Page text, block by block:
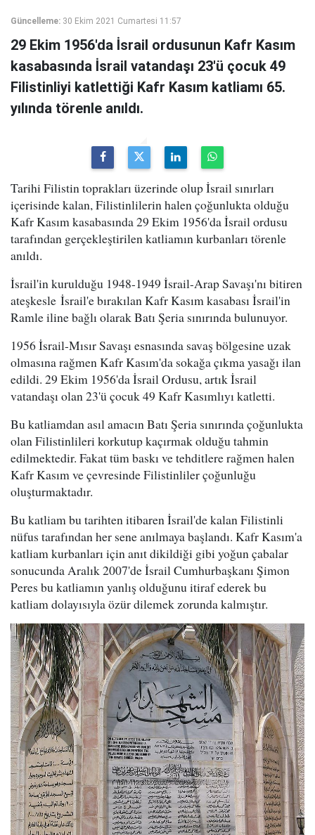
Güncelleme: 30 Ekim 2021 Cumartesi 11:57
29 Ekim 1956'da İsrail ordusunun Kafr Kasım
kasabasında İsrail vatandaşı 23'ü çocuk 49
Filistinliyi katlettiği Kafr Kasım katliamı 65.
yılında törenle anıldı.
Tarihi Filistin toprakları üzerinde olup İsrail sınırları
içerisinde kalan, Filistinlilerin halen çoğunlukta olduğu
Kafr Kasım kasabasında 29 Ekim 1956'da İsrail ordusu
tarafından gerçekleştirilen katliamın kurbanları törenle
anıldı.
İsrail'in kurulduğu 1948-1949 İsrail-Arap Savaşı'nı bitiren
ateşkesle İsrail'e bırakılan Kafr Kasım kasabası İsrail'in
Ramle iline bağlı olarak Batı Şeria sınırında bulunuyor.
1956 İsrail-Mısır Savaşı esnasında savaş bölgesine uzak
olmasına rağmen Kafr Kasım'da sokağa çıkma yasağı ilan
edildi. 29 Ekim 1956'da İsrail Ordusu, artık İsrail
vatandaşı olan 23'ü çocuk 49 Kafr Kasımlıyı katletti.
Bu katliamdan asıl amacın Batı Şeria sınırında çoğunlukta
olan Filistinlileri korkutup kaçırmak olduğu tahmin
edilmektedir. Fakat tüm baskı ve tehditlere rağmen halen
Kafr Kasım ve çevresinde Filistinliler çoğunluğu
oluşturmaktadır.
Bu katliam bu tarihten itibaren İsrail'de kalan Filistinli
nüfus tarafından her sene anılmaya başlandı. Kafr Kasım'a
katliam kurbanları için anıt dikildiği gibi yoğun çabalar
sonucunda Aralık 2007'de İsrail Cumhurbaşkanı Şimon
Peres bu katliamın yanlış olduğunu itiraf ederek bu
katliam dolayısıyla özür dilemek zorunda kalmıştır.